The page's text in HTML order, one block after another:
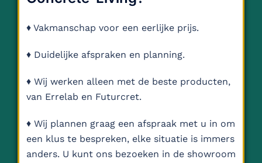
♦ Vakmanschap voor een eerlijke prijs.
♦ Duidelijke afspraken en planning.
♦ Wij werken alleen met de beste producten,
van Errelab en Futurcret.
♦ Wij plannen graag een afspraak met u in om
een klus te bespreken, elke situatie is immers
anders. U kunt ons bezoeken in de showroom